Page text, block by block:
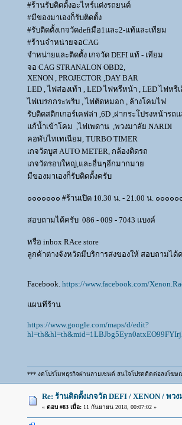
#ร้านรับติดตั้งอะไหร์แต่งรถยนต์
#มีของมาเองก็รับติดตั้ง
#รับติดตั้งเกจวัดdefiมือ1และ2-แท้และเทียม
#ร้านจำหน่ายจอCAG
จำหน่ายและติดตั้ง เกจวัด DEFI แท้ - เทียม
จอ CAG STRANALON OBD2,
XENON , PROJECTOR ,DAY BAR
LED , ไฟส่องเท้า , LED ไฟหรีหน้า , LED ไฟหรีเ
ไฟเบรกกระพริบ , ไฟตัดหมอก , ล้างโคมไฟ
รับติดสติกเกอร์เคฟล่า ,6D ,ฝากระโปรงหน้ารถ
แก้น้ำเข้าโคม ,ไฟเพดาน ,พวงมาลัย NARDI
คอพับไทเทเนียม, TURBO TIMER
เกจวัดบูส AUTO METER, กล้องติดรถ
เกจวัดรอบใหญ่,และอื่นๆอีกมากมาย
มีของมาเองก็รับติดตั้งครับ
๐๐๐๐๐๐๐ #ร้านเปิด 10.30 น. - 21.00 น. ๐๐๐๐๐
สอบถามได้ครับ 086 - 009 - 7043 แบงค์
หรือ inbox RAce store
ลูกค้าต่างจังหวัดมีบริการส่งของให้ สอบถามได้
Facebook. https://www.facebook.com/
แผนทีร้าน
https://www.google.com/maps/d/edit?
*** งดโปรโมทธุรกิจผ่านลายเซนต์ สนใจโปรดติดต่อลงโฆษ
Re: ร้านติดตั้งเกจวัด DEFI / XENON / พว
« ตอบ #83 เมื่อ:11 กันยายน 2018, 00:07:02 »